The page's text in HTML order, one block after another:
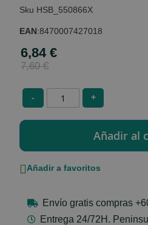
galleryHSB_550866X
EAN:8470007427018
Special
Price
6,84 €
7,60 €
- +
Añadir a favoritos
Envío gratis compras
Entrega 24/72H.